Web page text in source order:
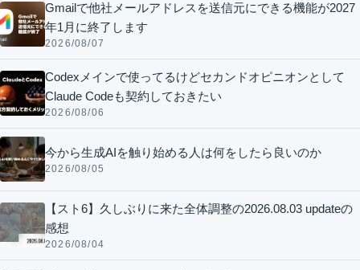
Gmailで他社メールアドレスを送信元にできる機能が2027
年1月に終了します
2026/08/07
Codexメインで使ってるけどセカンドオピニオンとして
Claude Codeも契約しておきたい
2026/08/06
今から生成AIを触り始める人は何をしたら良いのか
2026/08/05
【スト6】久しぶりに来た全体調整の2026.08.03 updateの
感想
2026/08/04